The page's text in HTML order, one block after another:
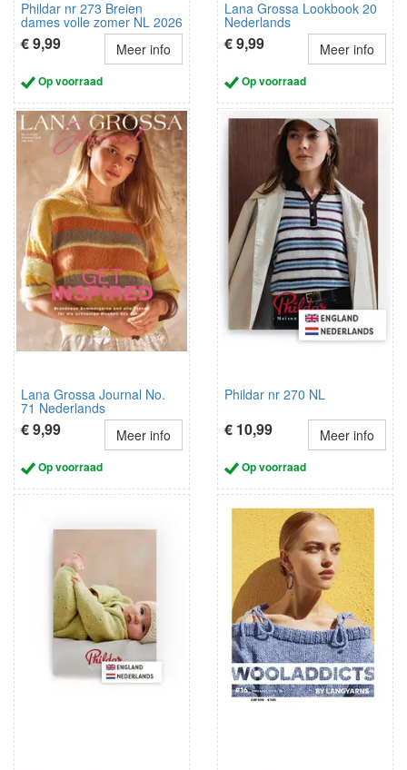
Phildar nr 273 Breien
dames volle zomer NL 2026
€ 9,99 Meer info
Op voorraad
Lana Grossa Lookbook 20
Nederlands
€ 9,99 Meer info
Op voorraad
Lana Grossa Journal No.
71 Nederlands
€ 9,99 Meer info
Op voorraad
Phildar nr 270 NL
€ 10,99 Meer info
Op voorraad